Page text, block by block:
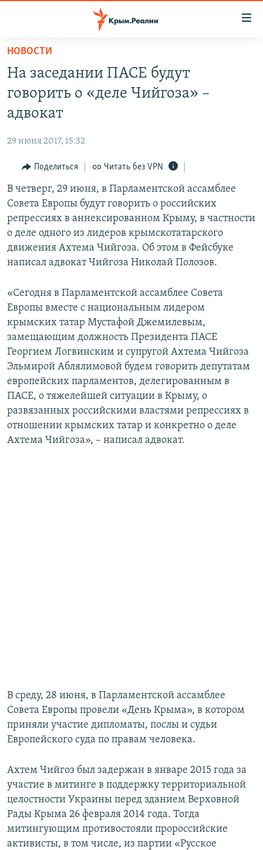
Вернуться
основному
содержанию
Вернутся
главной
Вернутся
поиску
СПЕЦПРОЕКТЫ
11 ЛЕТ ОККУПАЦИИ КРЫМА. 11 ИСТОРИЙ СОПРОТИВЛЕНИЯ
ЕЩЕ
ИНТЕРАКТИВ
ИНФОГРАФИКА
ТЕЛЕПРОЕКТ КРЫМ.РЕАЛИИ
СОВЕТЫ ПРАВОЗАЩИТНИКОВ
ПРОПАВШИЕ БЕЗ ВЕСТИ
КРЫМ.НЕПОКОРЕННЫЙ
УКРАИНСКАЯ ПРОБЛЕМА КРЫМА
РАДІО СВОБОДА
КАК ОБОЙТИ БЛОКИРОВКУ
Українською
Все сайты RFE/RL
НОВОСТИ
На заседании ПАСЕ будут
говорить о «деле Чийгоза» –
адвокат
29 июня 2017, 15:32
Поделиться Читать без VPN
В четверг, 29 июня, в Парламентской ассамблее
Совета Европы будут говорить о российских
репрессиях в аннексированном Крыму, в частности
о деле одного из лидеров крымскотатарского
движения Ахтема Чийгоза. Об этом в Фейсбуке
написал адвокат Чийгоза Николай Полозов.
«Сегодня в Парламентской ассамблее Совета
Европы вместе с национальным лидером
крымских татар Мустафой Джемилевым,
замещающим должность Президента ПАСЕ
Георгием Логвинским и супругой Ахтема Чийгоза
Эльмирой Аблялимовой будем говорить депутатам
европейских парламентов, делегированным в
ПАСЕ, о тяжелейшей ситуации в Крыму, о
развязанных российскими властями репрессиях в
отношении крымских татар и конкретно о деле
Ахтема Чийгоза», – написал адвокат.
В среду, 28 июня, в Парламентской ассамблее
Совета Европы провели «День Крыма», в котором
приняли участие дипломаты, послы и судьи
Европейского суда по правам человека.
Ахтем Чийгоз был задержан в январе 2015 года за
участие в митинге в поддержку территориальной
целостности Украины перед зданием Верховной
Рады Крыма 26 февраля 2014 года. Тогда
митингующим противостояли пророссийские
активисты, в том числе, из партии «Русское